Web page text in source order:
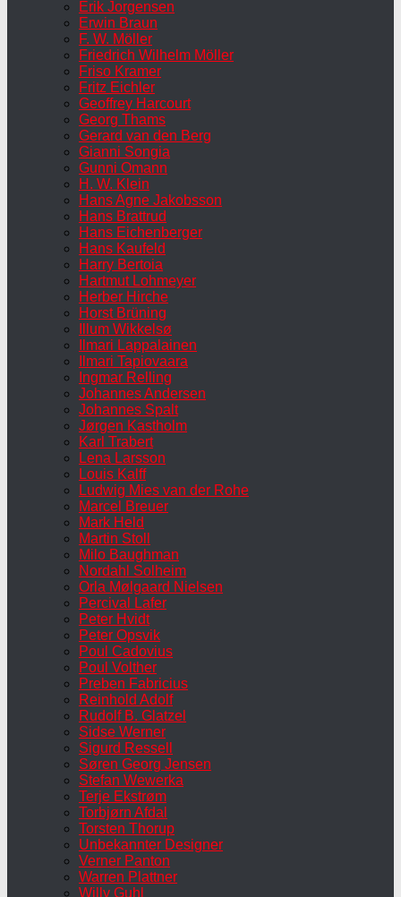
Erik Jorgensen
Erwin Braun
F. W. Möller
Friedrich Wilhelm Möller
Friso Kramer
Fritz Eichler
Geoffrey Harcourt
Georg Thams
Gerard van den Berg
Gianni Songia
Gunni Omann
H. W. Klein
Hans Agne Jakobsson
Hans Brattrud
Hans Eichenberger
Hans Kaufeld
Harry Bertoia
Hartmut Lohmeyer
Herber Hirche
Horst Brüning
Illum Wikkelsø
Ilmari Lappalainen
Ilmari Tapiovaara
Ingmar Relling
Johannes Andersen
Johannes Spalt
Jørgen Kastholm
Karl Trabert
Lena Larsson
Louis Kalff
Ludwig Mies van der Rohe
Marcel Breuer
Mark Held
Martin Stoll
Milo Baughman
Nordahl Solheim
Orla Mølgaard Nielsen
Percival Lafer
Peter Hvidt
Peter Opsvik
Poul Cadovius
Poul Volther
Preben Fabricius
Reinhold Adolf
Rudolf B. Glatzel
Sidse Werner
Sigurd Ressell
Søren Georg Jensen
Stefan Wewerka
Terje Ekstrøm
Torbjørn Afdal
Torsten Thorup
Unbekannter Designer
Verner Panton
Warren Plattner
Willy Guhl